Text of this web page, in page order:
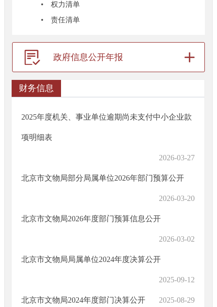
权力清单
责任清单
政府信息公开年报
财务信息
2025年度机关、事业单位逾期尚未支付中小企业款
项明细表
2026-03-27
北京市文物局部分局属单位2026年部门预算公开
2026-03-20
北京市文物局2026年度部门预算信息公开
2026-03-02
北京市文物局局属单位2024年度决算公开
2025-09-12
北京市文物局2024年度部门决算公开 2025-08-29